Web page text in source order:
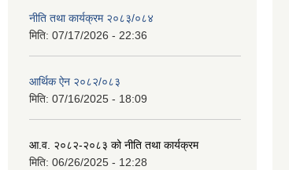
नीति तथा कार्यक्रम २०८३/०८४
मिति: 07/17/2026 - 22:36
आर्थिक ऐन २०८२/०८३
मिति: 07/16/2025 - 18:09
आ.व. २०८२-२०८३ को नीति तथा कार्यक्रम
मिति: 06/26/2025 - 12:28